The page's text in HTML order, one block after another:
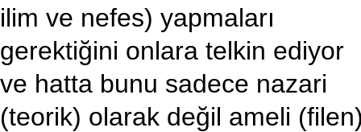
ilim ve nefes) yapmaları
gerektiğini onlara telkin ediyor
ve hatta bunu sadece nazari
(teorik) olarak değil ameli